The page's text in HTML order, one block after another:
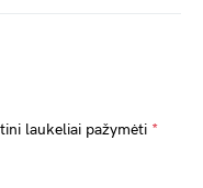
laukeliai pažymėti *